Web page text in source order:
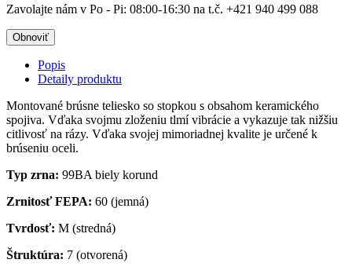
Zavolajte nám v Po - Pi: 08:00-16:30 na t.č. +421 940 499 088
Popis
Detaily produktu
Montované brúsne teliesko so stopkou s obsahom keramického
spojiva. Vďaka svojmu zloženiu tlmí vibrácie a vykazuje tak nižšiu
citlivosť na rázy. Vďaka svojej mimoriadnej kvalite je určené k
brúseniu oceli.
Typ zrna: 99BA biely korund
Zrnitosť FEPA: 60 (jemná)
Tvrdosť: M (stredná)
Štruktúra: 7 (otvorená)